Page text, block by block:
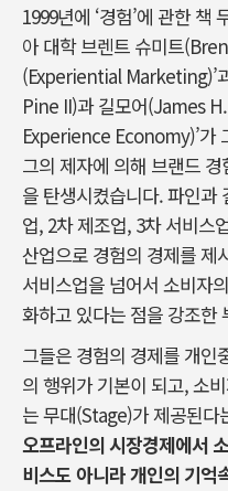
1999년에 ‘경험’에 관한 책
아 대학 브렌트 슈미트
(Experiential Marketing)’
Pine II)과 길모어(James
Experience Economy)’가
그의 제자에 의해 브랜드
을 탄생시켰습니다. 파인과
업, 2차 제조업, 3차 서비스
산업으로 경험의 경제를 제
서비스업을 넘어서 소비자
화하고 있다는 점을 강조한
그들은 경험의 경제를 개인
의 행위가 기본이 되고, 소
는 무대(Stage)가 제공된다
오프라인의 시장경제에서
비스도 아니라 개인의 기억